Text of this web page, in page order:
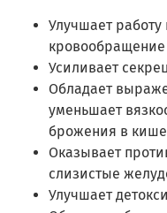
Улучшает
Усиливает
Обладает
уменьшает
брожения в
Оказывает
слизистые
Улучшает